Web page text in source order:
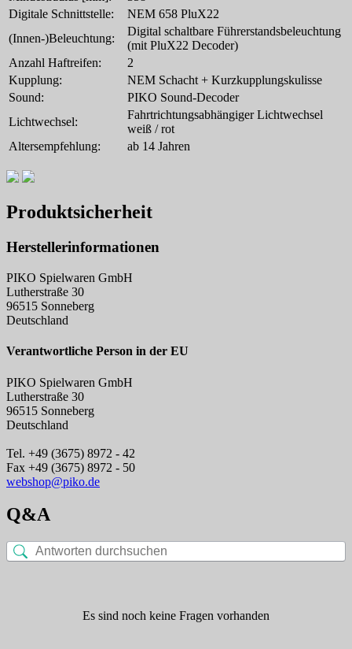
Digitale Schnittstelle:
NEM 658 PluX22
(Innen-)Beleuchtung:
Digital schaltbare Führerstandsbeleuchtung
(mit PluX22 Decoder)
Anzahl Haftreifen:
2
Kupplung:
NEM Schacht + Kurzkupplungskulisse
Sound:
PIKO Sound-Decoder
Lichtwechsel:
Fahrtrichtungsabhängiger Lichtwechsel
weiß / rot
Altersempfehlung:
ab 14 Jahren
Produktsicherheit
Herstellerinformationen
PIKO Spielwaren GmbH
Lutherstraße 30
96515 Sonneberg
Deutschland
Verantwortliche Person in der EU
PIKO Spielwaren GmbH
Lutherstraße 30
96515 Sonneberg
Deutschland
Tel. +49 (3675) 8972 - 42
Fax +49 (3675) 8972 - 50
webshop@piko.de
Q&A
Es sind noch keine Fragen vorhanden